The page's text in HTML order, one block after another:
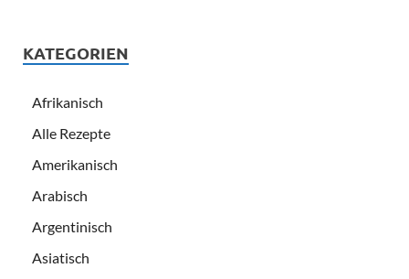
KATEGORIEN
Afrikanisch
Alle Rezepte
Amerikanisch
Arabisch
Argentinisch
Asiatisch